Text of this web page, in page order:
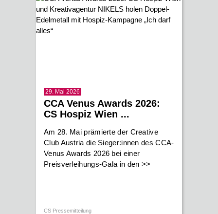
29. Mai 2026
CCA Venus Awards 2026:
CS Hospiz Wien ...
Am 28. Mai prämierte der Creative
Club Austria die Sieger:innen des CCA-
Venus Awards 2026 bei einer
Preisverleihungs-Gala in den >>
CS Pressemitteilung